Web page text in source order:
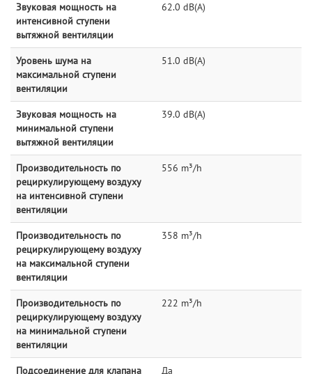
Звуковая мощность на
интенсивной ступени
вытяжной вентиляции
62.0 dB(A)
Уровень шума на
максимальной ступени
вентиляции
51.0 dB(A)
Звуковая мощность на
минимальной ступени
вытяжной вентиляции
39.0 dB(A)
Производительность по
рециркулирующему воздуху
на интенсивной ступени
вентиляции
556 m³/h
Производительность по
рециркулирующему воздуху
на максимальной ступени
вентиляции
358 m³/h
Производительность по
рециркулирующему воздуху
на минимальной ступени
вентиляции
222 m³/h
Подсоединение для клапана
Да